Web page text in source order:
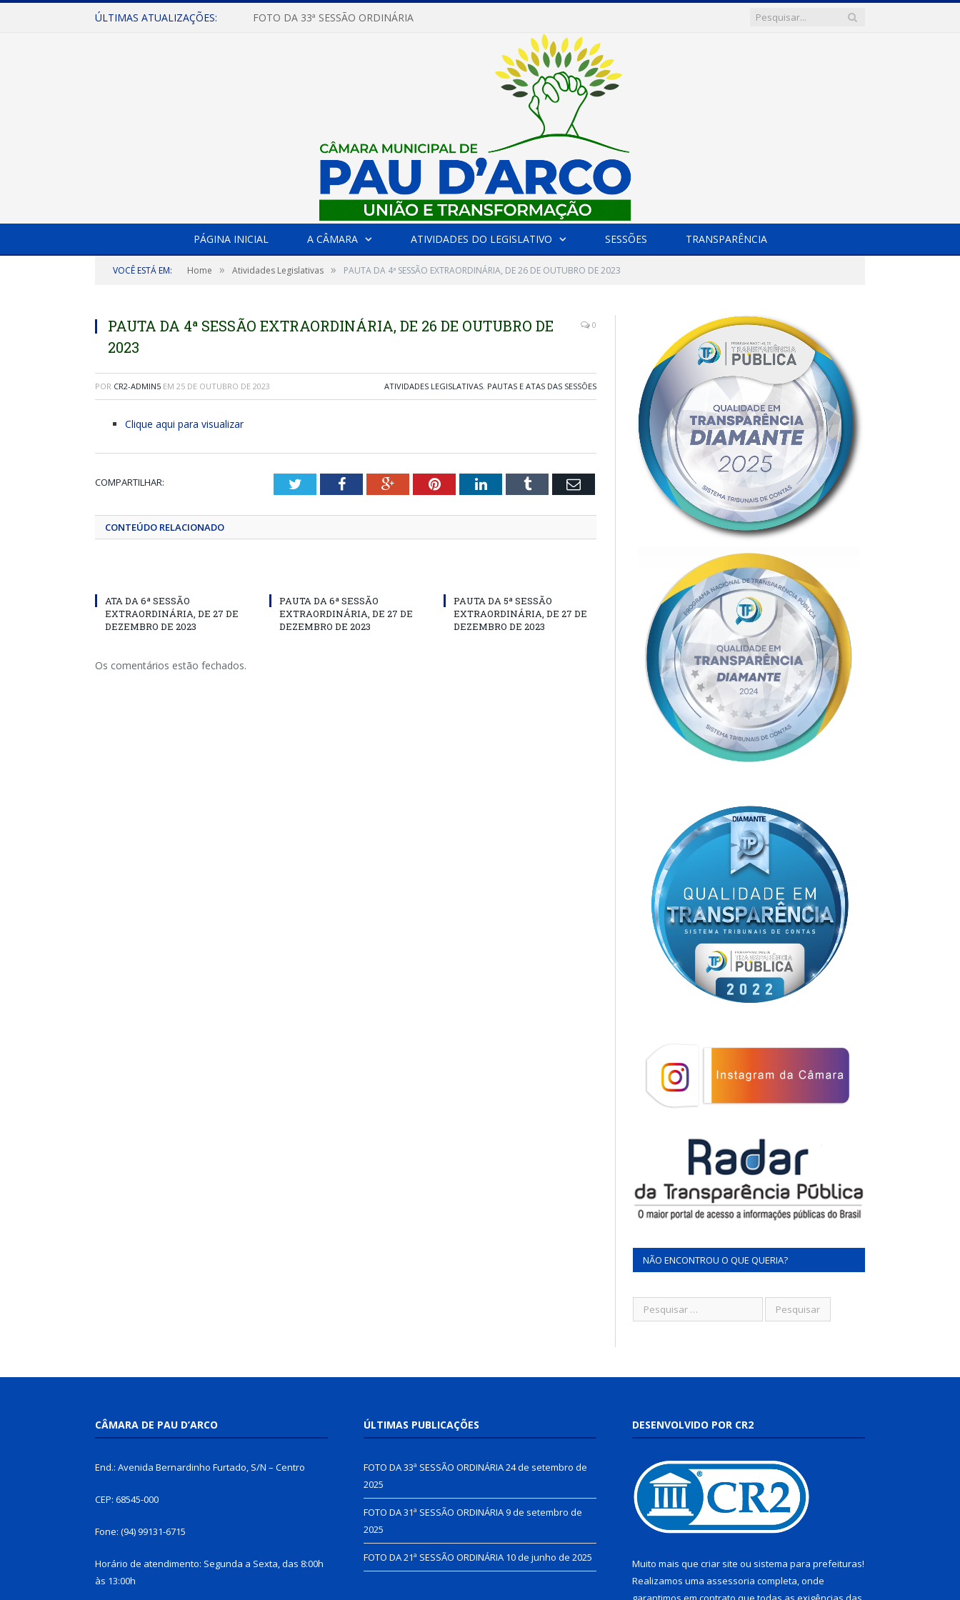
ÚLTIMAS ATUALIZAÇÕES: FOTO DA 33ª SESSÃO ORDINÁRIA
PÁGINA INICIAL A CÂMARA ATIVIDADES DO LEGISLATIVO SESSÕES TRANSPARÊNCIA
VOCÊ ESTÁ EM: Home » Atividades Legislativas » PAUTA DA 4ª SESSÃO EXTRAORDINÁRIA, DE 26 DE OUTUBRO DE 2023
PAUTA DA 4ª SESSÃO EXTRAORDINÁRIA, DE 26 DE OUTUBRO DE
2023
0
POR CR2-ADMIN5 EM 25 DE OUTUBRO DE 2023 ATIVIDADES LEGISLATIVAS, PAUTAS E ATAS DAS SESSÕES
Clique aqui para visualizar
COMPARTILHAR: TwitterFacebookGoogle+PinterestLinkedInTumblr Email
CONTEÚDO RELACIONADO
ATA DA 6ª SESSÃO
EXTRAORDINÁRIA, DE 27 DE
DEZEMBRO DE 2023
PAUTA DA 6ª SESSÃO
EXTRAORDINÁRIA, DE 27 DE
DEZEMBRO DE 2023
PAUTA DA 5ª SESSÃO
EXTRAORDINÁRIA, DE 27 DE
DEZEMBRO DE 2023
Os comentários estão fechados.
NÃO ENCONTROU O QUE QUERIA?
CÂMARA DE PAU D’ARCO
End.: Avenida Bernardinho Furtado, S/N – Centro
CEP: 68545-000
Fone: (94) 99131-6715
Horário de atendimento: Segunda a Sexta, das 8:00h
às 13:00h
ÚLTIMAS PUBLICAÇÕES
FOTO DA 33ª SESSÃO ORDINÁRIA24 de setembro de
2025
FOTO DA 31ª SESSÃO ORDINÁRIA9 de setembro de
2025
FOTO DA 21ª SESSÃO ORDINÁRIA 10 de junho de 2025
DESENVOLVIDO POR CR2
Muito mais que criar site ou sistema para prefeituras!
Realizamos uma assessoria completa, onde